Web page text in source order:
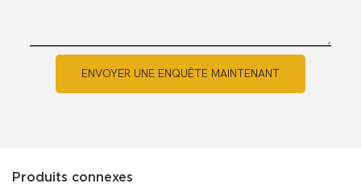
ENVOYER UNE ENQUÊTE MAINTENANT
Produits connexes